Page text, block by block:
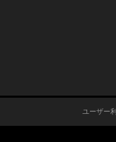
ユーザー